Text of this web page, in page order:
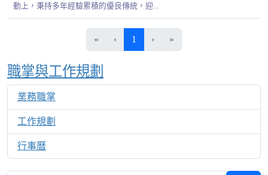
動上，秉持多年經驗累積的優良傳統，迎...
« ‹ 1 (目前頁次)
› »
Over View
職掌與工作規劃
業務職掌
工作規劃
行事曆